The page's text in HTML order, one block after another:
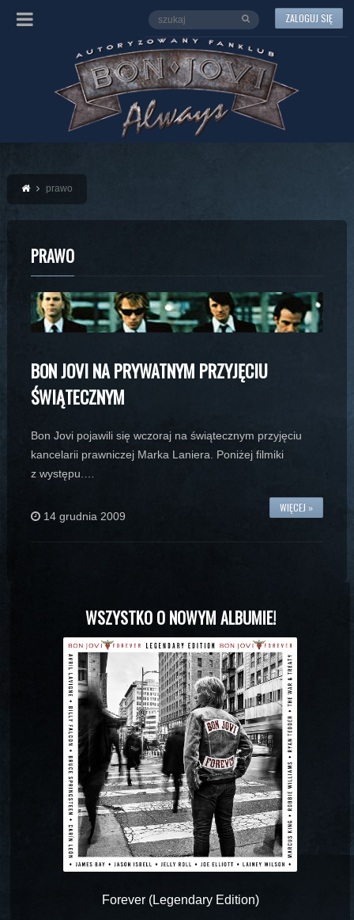
ZALOGUJ SIĘ
prawo
PRAWO
BON JOVI NA PRYWATNYM PRZYJĘCIU
ŚWIĄTECZNYM
Bon Jovi pojawili się wczoraj na świątecznym przyjęciu
kancelarii prawniczej Marka Laniera. Poniżej filmiki
z występu.…
WIĘCEJ »
14 grudnia 2009
WSZYSTKO O NOWYM ALBUMIE!
Forever (Legendary Edition)